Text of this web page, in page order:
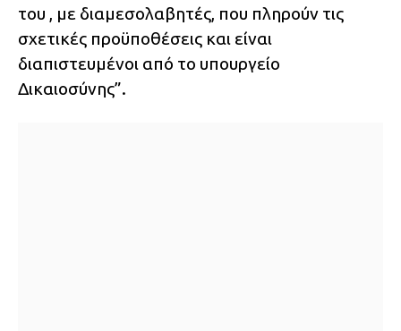
του , με διαμεσολαβητές, που πληρούν τις
σχετικές προϋποθέσεις και είναι
διαπιστευμένοι από το υπουργείο
Δικαιοσύνης”.